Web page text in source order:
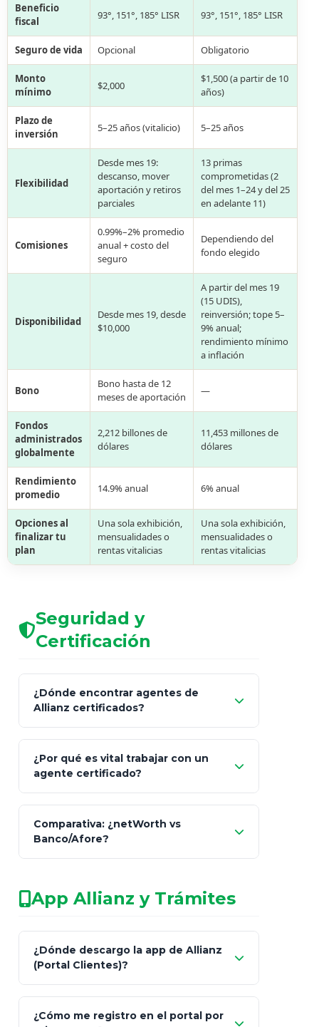
Beneficio
fiscal
93°, 151°, 185° LISR 93°, 151°, 185° LISR
Seguro de vida Opcional Obligatorio
Monto
mínimo
$2,000
$1,500 (a partir de 10
años)
Plazo de
inversión
5–25 años (vitalicio) 5–25 años
Flexibilidad
Desde mes 19:
descanso, mover
aportación y retiros
parciales
13 primas
comprometidas (2
del mes 1–24 y del 25
en adelante 11)
Comisiones
0.99%–2% promedio
anual + costo del
seguro
Dependiendo del
fondo elegido
Disponibilidad
Desde mes 19, desde
$10,000
A partir del mes 19
(15 UDIS),
reinversión; tope 5–
9% anual;
rendimiento mínimo
a inflación
Bono
Bono hasta de 12
meses de aportación
—
Fondos
administrados
globalmente
2,212 billones de
dólares
11,453 millones de
dólares
Rendimiento
promedio
14.9% anual 6% anual
Opciones al
finalizar tu
plan
Una sola exhibición,
mensualidades o
rentas vitalicias
Una sola exhibición,
mensualidades o
rentas vitalicias
Seguridad y
Certificación
¿Dónde encontrar agentes de
Allianz certificados?
Seguros y Fianzas (CNSF)
netWorth
patrimonio con asesores informales en
redes sociales.
¿Por qué es vital trabajar con un
agente certificado?
consultor técnico
legalmente facultado
Comparativa: ¿netWorth vs
Banco/Afore?
Característica netWorth (Certificado)
Fiscalidad Estrategia Art. 151 / 93
App Allianz y Trámites
¿Dónde descargo la app de Allianz
(Portal Clientes)?
Client"
¿Cómo me registro en el portal por